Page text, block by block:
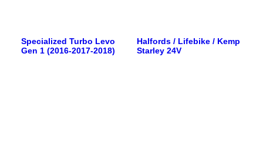
Specialized Turbo Levo
Gen 1 (2016-2017-2018)
Halfords / Lifebike / Kemp
Starley 24V